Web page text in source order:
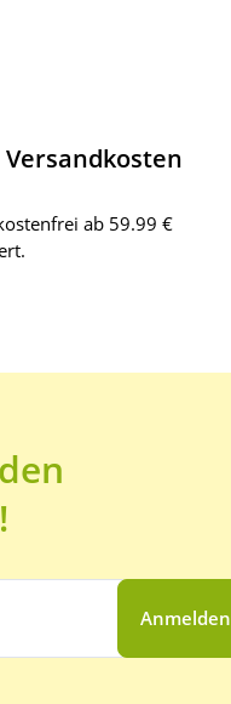
Versandkosten
ab 59.99 €
Anmelden